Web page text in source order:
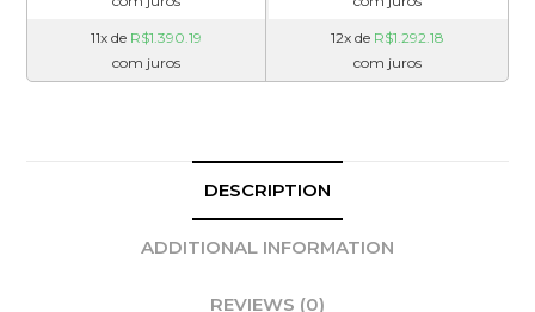
11x de R$1.390.19
com juros
12x de R$1.292.18
com juros
DESCRIPTION
ADDITIONAL INFORMATION
REVIEWS (0)